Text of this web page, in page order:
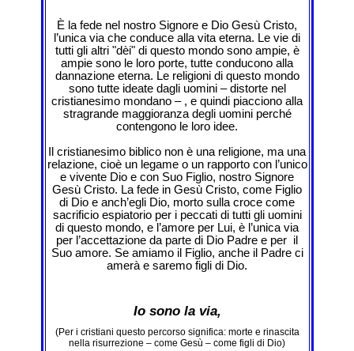
È la fede nel nostro Signore e Dio Gesù Cristo,
l’unica via che conduce alla vita eterna. Le vie di
tutti gli altri "dèi" di questo mondo sono ampie, è
ampie sono le loro porte, tutte conducono alla
dannazione eterna. Le religioni di questo mondo
sono tutte ideate dagli uomini – distorte nel
cristianesimo mondano – , e quindi piacciono alla
stragrande maggioranza degli uomini perché
contengono le loro idee.
Il cristianesimo biblico non è una religione, ma una
relazione, cioè un legame o un rapporto con l’unico
e vivente Dio e con Suo Figlio, nostro Signore
Gesù Cristo. La fede in Gesù Cristo, come Figlio
di Dio e anch’egli Dio, morto sulla croce come
sacrificio espiatorio per i peccati di tutti gli uomini
di questo mondo, e l’amore per Lui, è l’unica via
per l’accettazione da parte di Dio Padre e per il
Suo amore. Se amiamo il Figlio, anche il Padre ci
amerà e saremo figli di Dio.
Io sono la via,
(Per i cristiani questo percorso significa: morte e rinascita
nella risurrezione – come Gesù – come figli di Dio)